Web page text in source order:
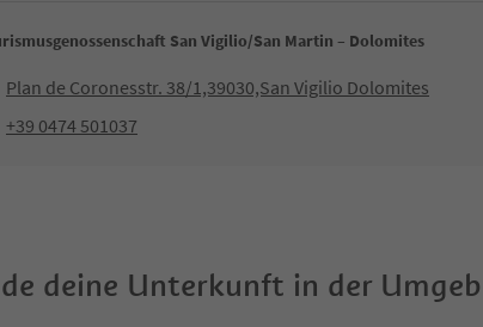
San Vigilio/San Martin – Dolomites
Plan de Coronesstr. 38/1,39030,San Vigilio Dolomites
+39 0474 501037
deine Unterkunft in der